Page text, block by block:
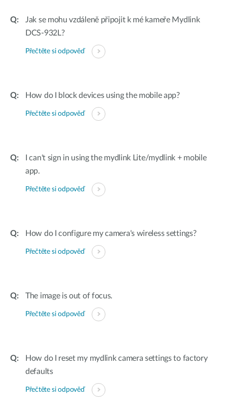
Jak se mohu vzdáleně připojit k mé kameře Mydlink
DCS-932L?
Přečtěte si odpověď
How do I block devices using the mobile app?
Přečtěte si odpověď
I can't sign in using the mydlink Lite/mydlink + mobile
app.
Přečtěte si odpověď
How do I configure my camera's wireless settings?
Přečtěte si odpověď
The image is out of focus.
Přečtěte si odpověď
How do I reset my mydlink camera settings to factory
defaults
Přečtěte si odpověď